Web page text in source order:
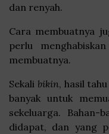
dan renyah.
Cara membuatnya
perlu
membuatnya.
Sekali bikin, hasil
banyak untuk
sekeluarga. Bahan-
didapat, dan yang